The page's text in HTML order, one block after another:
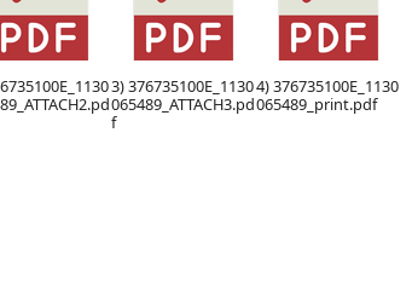
3) 376735100E_1130
065489_ATTACH3.pd
f
4) 376735100E_1130
065489_print.pdf